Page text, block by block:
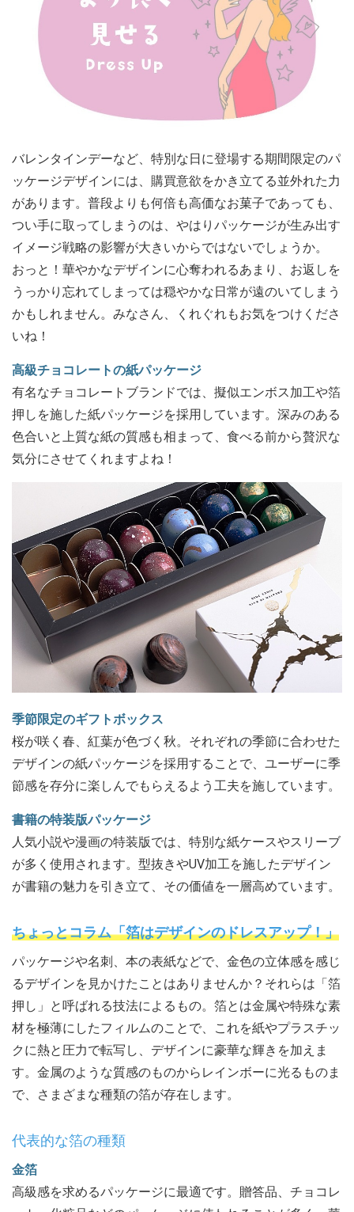
バレンタインデーなど、特別な日に登場する期間限定のパ
ッケージデザインには、購買意欲をかき立てる並外れた力
があります。普段よりも何倍も高価なお菓子であっても、
つい手に取ってしまうのは、やはりパッケージが生み出す
イメージ戦略の影響が大きいからではないでしょうか。
おっと！華やかなデザインに心奪われるあまり、お返しを
うっかり忘れてしまっては穏やかな日常が遠のいてしまう
かもしれません。みなさん、くれぐれもお気をつけくださ
いね！
高級チョコレートの紙パッケージ
有名なチョコレートブランドでは、擬似エンボス加工や箔
押しを施した紙パッケージを採用しています。深みのある
色合いと上質な紙の質感も相まって、食べる前から贅沢な
気分にさせてくれますよね！
季節限定のギフトボックス
桜が咲く春、紅葉が色づく秋。それぞれの季節に合わせた
デザインの紙パッケージを採用することで、ユーザーに季
節感を存分に楽しんでもらえるよう工夫を施しています。
書籍の特装版パッケージ
人気小説や漫画の特装版では、特別な紙ケースやスリーブ
が多く使用されます。型抜きやUV加工を施したデザイン
が書籍の魅力を引き立て、その価値を一層高めています。
ちょっとコラム「箔はデザインのドレスアップ！」
パッケージや名刺、本の表紙などで、金色の立体感を感じ
るデザインを見かけたことはありませんか？それらは「箔
押し」と呼ばれる技法によるもの。箔とは金属や特殊な素
材を極薄にしたフィルムのことで、これを紙やプラスチッ
クに熱と圧力で転写し、デザインに豪華な輝きを加えま
す。金属のような質感のものからレインボーに光るものま
で、さまざまな種類の箔が存在します。
代表的な箔の種類
金箔
高級感を求めるパッケージに最適です。贈答品、チョコレ